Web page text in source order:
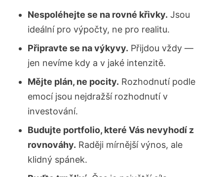
Nespoléhejte se na rovné křivky. Jsou
ideální pro výpočty, ne pro realitu.
Připravte se na výkyvy. Přijdou vždy —
jen nevíme kdy a v jaké intenzitě.
Mějte plán, ne pocity. Rozhodnutí podle
emocí jsou nejdražší rozhodnutí v
investování.
Budujte portfolio, které Vás nevyhodí z
rovnováhy. Raději mírnější výnos, ale
klidný spánek.